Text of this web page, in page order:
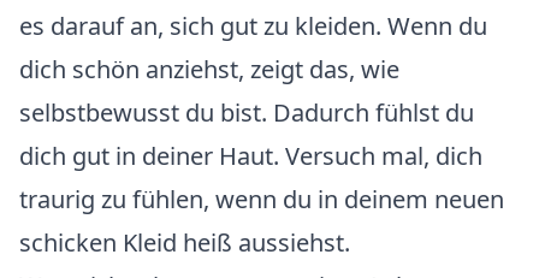
es darauf an, sich gut zu kleiden. Wenn du
dich schön anziehst, zeigt das, wie
selbstbewusst du bist. Dadurch fühlst du
dich gut in deiner Haut. Versuch mal, dich
traurig zu fühlen, wenn du in deinem neuen
schicken Kleid heiß aussiehst.